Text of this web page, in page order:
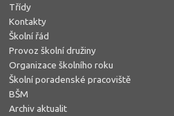
Třídy
Kontakty
Školní řád
Provoz školní družiny
Organizace školního roku
Školní poradenské pracoviště
BŠM
Archiv aktualit